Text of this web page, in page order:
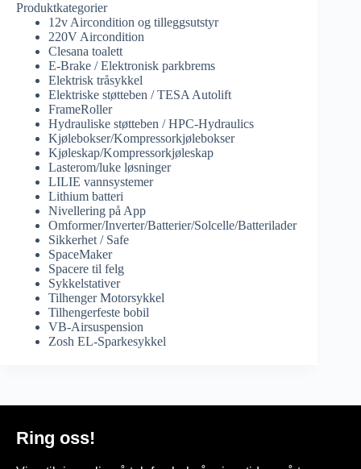
Produktkategorier
12v Aircondition og tilleggsutstyr
220V Aircondition
Clesana toalett
E-Brake / Elektronisk parkbrems
Elektrisk tråsykkel
Elektriske støtteben / TESA Autolift
FrameRoller
Hydrauliske støtteben / HPC-Hydraulics
Kjølebokser/Kompressorkjølebokser
Kjøleskap/Kompressorkjøleskap
Lasterom/luke løsninger
LILIE vannsystemer
Lithium batteri
Nivellering på App
Omformer/Inverter/Batterier/Solcelle/Batterilader
Sikkerhet / Safe
SpaceMaker
Spacere til felg
Sykkelstativer
Tilhenger Motorsykkel
Tilhengerfeste bobil
VB-Airsuspension
Zosh EL-Sparkesykkel
Ring oss!